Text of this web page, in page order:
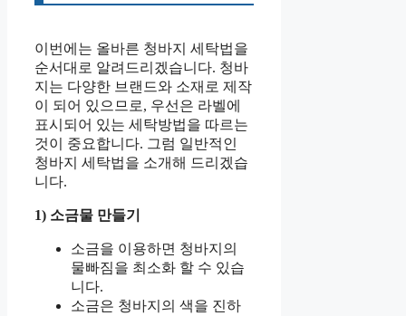
이번에는 올바른 청바지 세탁법을
순서대로 알려드리겠습니다. 청바
지는 다양한 브랜드와 소재로 제작
이 되어 있으므로, 우선은 라벨에
표시되어 있는 세탁방법을 따르는
것이 중요합니다. 그럼 일반적인
청바지 세탁법을 소개해 드리겠습
니다.
1) 소금물 만들기
소금을 이용하면 청바지의
물빠짐을 최소화 할 수 있습
니다.
소금은 청바지의 색을 진하